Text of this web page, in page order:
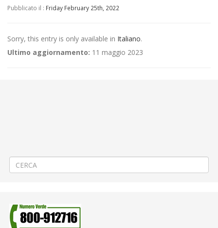
Pubblicato il : Friday February 25th, 2022
Sorry, this entry is only available in Italiano.
Ultimo aggiornamento: 11 maggio 2023